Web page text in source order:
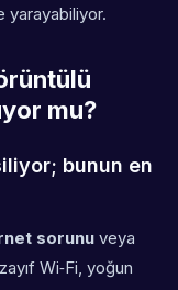
yarayabiliyor.
mu?
bunun en
sorunu veya
Wi‑Fi, yoğun